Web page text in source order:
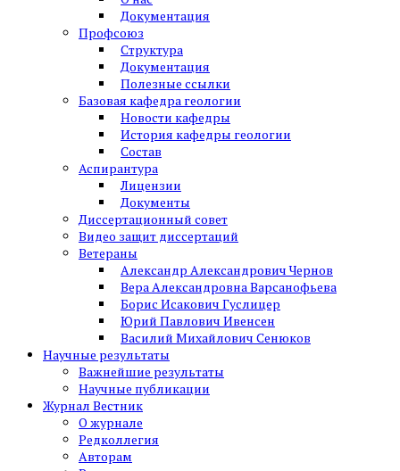
Документация
Профсоюз
Структура
Документация
Полезные ссылки
Базовая кафедра геологии
Новости кафедры
История кафедры геологии
Состав
Аспирантура
Лицензии
Документы
Диссертационный совет
Видео защит диссертаций
Ветераны
Александр Александрович Чернов
Вера Александровна Варсанофьева
Борис Исакович Гуслицер
Юрий Павлович Ивенсен
Василий Михайлович Сенюков
Научные результаты
Важнейшие результаты
Научные публикации
Журнал Вестник
О журнале
Редколлегия
Авторам